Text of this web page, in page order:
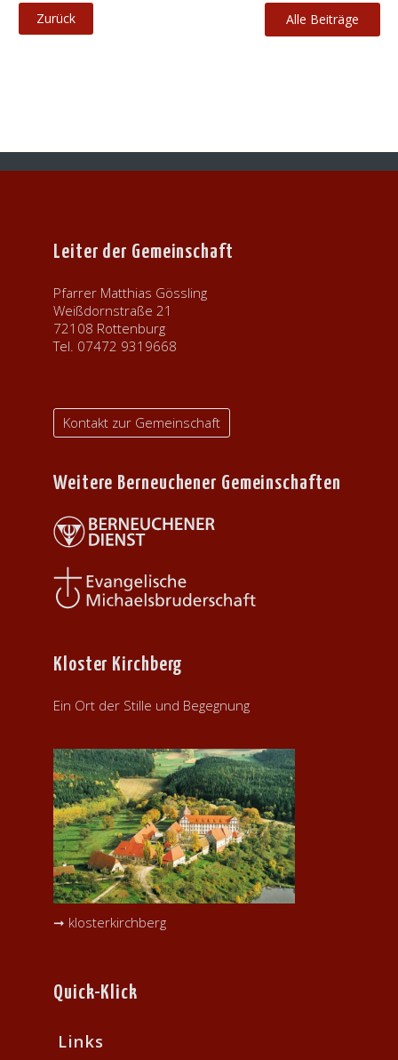
Alle Beiträge
Leiter der Gemeinschaft
Pfarrer Matthias Gössling
Weißdornstraße 21
72108 Rottenburg
Tel. 07472 9319668
Kontakt zur Gemeinschaft
Weitere Berneuchener Gemeinschaften
Kloster Kirchberg
Ein Ort der Stille und Begegnung
➞ klosterkirchberg
Quick-Klick
Links